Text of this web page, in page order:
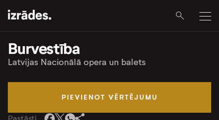
Burvestība
Latvijas Nacionālā opera un balets
PIEVIENOT VĒRTĒJUMU